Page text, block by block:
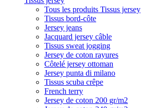
Tous les produits Tissus jersey
Tissus bord-côte
Jersey jeans
Jacquard jersey câble
Tissus sweat jogging
Jersey de coton rayures
Côtelé jersey ottoman
Jersey punta di milano
Tissus scuba crêpe
French terry
Jersey de coton 200 gr/m2